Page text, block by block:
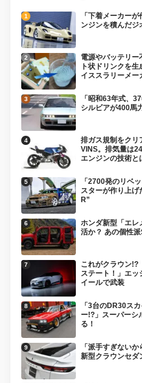
「下着メーカー
ンジンを積んだジ
電源やバッテリ
ト状ドリンクを
イススラリーメー
「昭和63年式、
シルビアが400馬
排ガス規制をクリ
VINS。排気量は
エンジンの技術と
「2700発のリベ
スターが作り上げ
R”
ホンダ新型「エレ
活か？ あの個性
これがクラウン!?
ステート！」エ
イールで武装
「3台のDR30ス
ー!?」スーパーシ
る！
「派手すぎない
新型クラウンセダ